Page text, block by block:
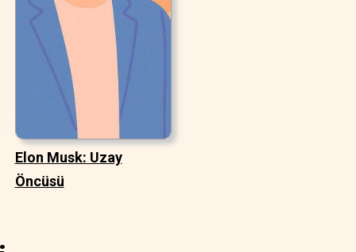
Elon Musk: Uzay
Öncüsü